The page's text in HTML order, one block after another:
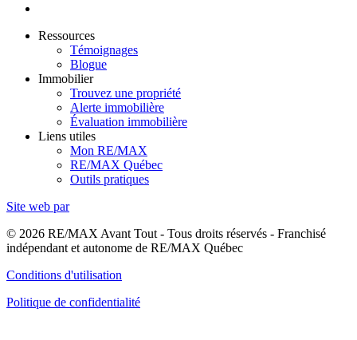
Ressources
Témoignages
Blogue
Immobilier
Trouvez une propriété
Alerte immobilière
Évaluation immobilière
Liens utiles
Mon RE/MAX
RE/MAX Québec
Outils pratiques
Site web par
© 2026 RE/MAX Avant Tout - Tous droits réservés - Franchisé
indépendant et autonome de RE/MAX Québec
Conditions d'utilisation
Politique de confidentialité